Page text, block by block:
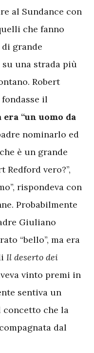
al Sundance con
che fanno
grande
una strada più
Robert
il
era “un uomo da
nominarlo ed
è un grande
Redford vero?”,
rispondeva con
Probabilmente
Giuliano
“bello”, ma era
Il deserto dei
vinto premi in
sentiva un
che la
dal